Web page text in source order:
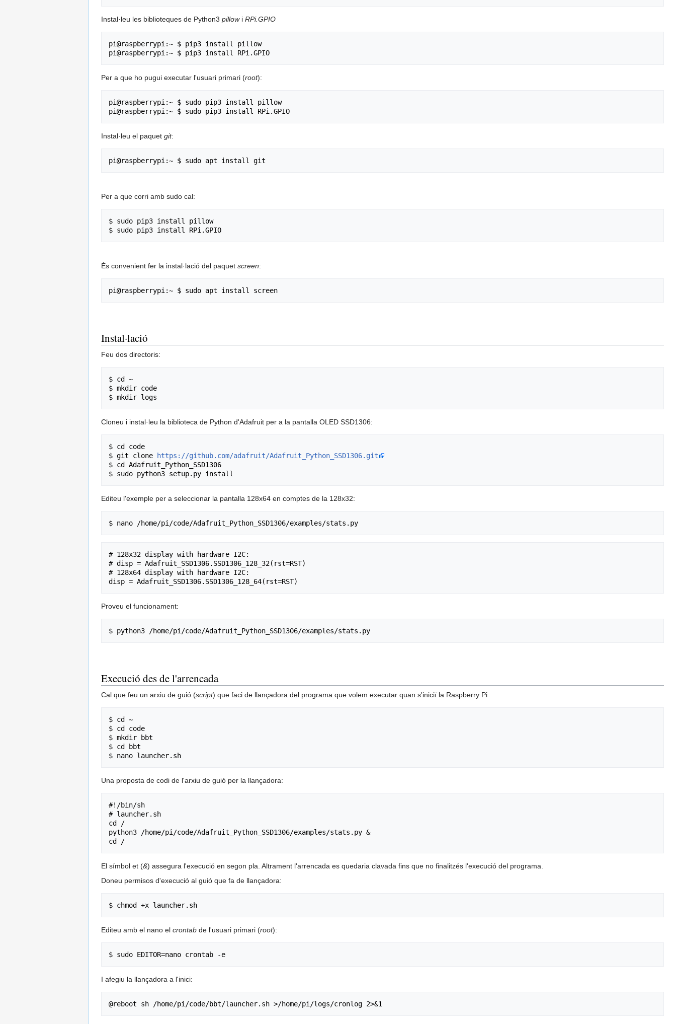
Instal·leu les biblioteques de Python3 pillowi RPi.GPIO
pi@raspberrypi:~ $ pip3 install pillow
Per a que ho pugui executar l'usuari primari (root):
pi@raspberrypi:~ $ sudo pip3 install pillow
Instal·leu el paquet git:
Per a que corri amb sudo cal:
$ sudo pip3 install pillow
És convenient fer la instal·lació del paquet screen:
Instal·lació
Feu dos directoris:
$ cd ~
$ mkdir code
Cloneu i instal·leu la biblioteca de Python d'Adafruit per a la pantalla OLED SSD1306:
$ cd code
$ git clone
https://github.com/adafruit/Adafruit_Python_SSD1306.git
$ cd Adafruit_Python_SSD1306
Editeu l'exemple per a seleccionar la pantalla 128x64 en comptes de la 128x32:
# 128x32 display with hardware I2C:
# disp = Adafruit_SSD1306.SSD1306_128_32(rst=RST)
# 128x64 display with hardware I2C:
Proveu el funcionament:
Execució des de l'arrencada
Cal que feu un arxiu de guió (script) que faci de llançadora del programa que volem executar quan s'iniciï la Raspberry Pi
$ cd ~
$ cd code
$ mkdir bbt
$ cd bbt
Una proposta de codi de l'arxiu de guió per la llançadora:
#!/bin/sh
# launcher.sh
cd /
python3 /home/pi/code/Adafruit_Python_SSD1306/examples/stats.py &
El símbol et (&) assegura l'execució en segon pla. Altrament l'arrencada es quedaria clavada fins que no finalitzés l'execució del programa.
Doneu permisos d'execució al guió que fa de llançadora:
Editeu amb el nano el crontab de l'usuari primari (root):
I afegiu la llançadora a l'inici: